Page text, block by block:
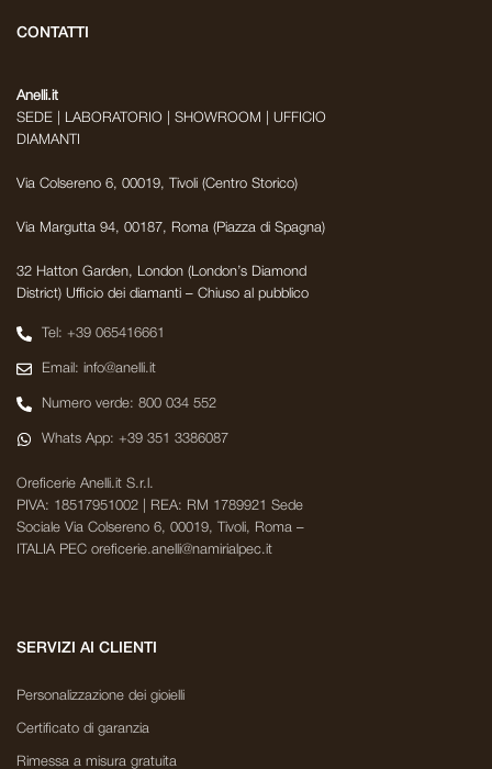
CONTATTI
Anelli.it
SEDE | LABORATORIO | SHOWROOM | UFFICIO
DIAMANTI
Via Colsereno 6, 00019, Tivoli (Centro Storico)
Via Margutta 94, 00187, Roma (Piazza di Spagna)
32 Hatton Garden, London (London’s Diamond
District) Ufficio dei diamanti – Chiuso al pubblico
Tel: +39 065416661
Email: info@anelli.it
Numero verde: 800 034 552
Whats App: +39 351 3386087
Oreficerie Anelli.it S.r.l.
PIVA: 18517951002 | REA: RM 1789921 Sede
Sociale Via Colsereno 6, 00019, Tivoli, Roma –
ITALIA PEC oreficerie.anelli@namirialpec.it
SERVIZI AI CLIENTI
Personalizzazione dei gioielli
Certificato di garanzia
Rimessa a misura gratuita